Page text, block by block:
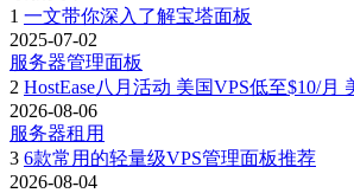
1 一文带你深入了解宝塔面板
2025-07-02
服务器管理面板
2 HostEase八月活动 美国VPS低至$10/月
2026-08-06
服务器租用
3 6款常用的轻量级VPS管理面板推荐
2026-08-04